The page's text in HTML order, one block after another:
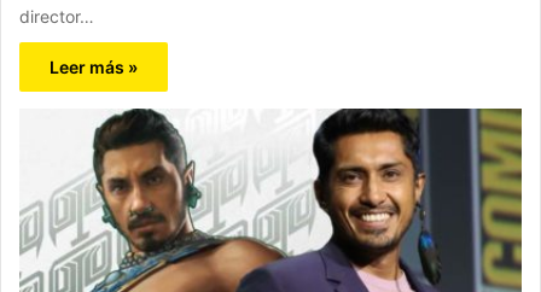
director…
Leer más »